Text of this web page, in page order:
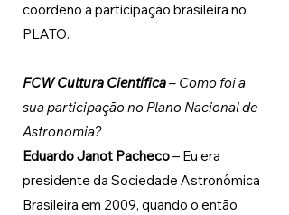
coordeno a participação brasileira no
PLATO.
FCW Cultura Científica – Como foi a
sua participação no Plano Nacional de
Astronomia?
Eduardo Janot Pacheco – Eu era
presidente da Sociedade Astronômica
Brasileira em 2009, quando o então